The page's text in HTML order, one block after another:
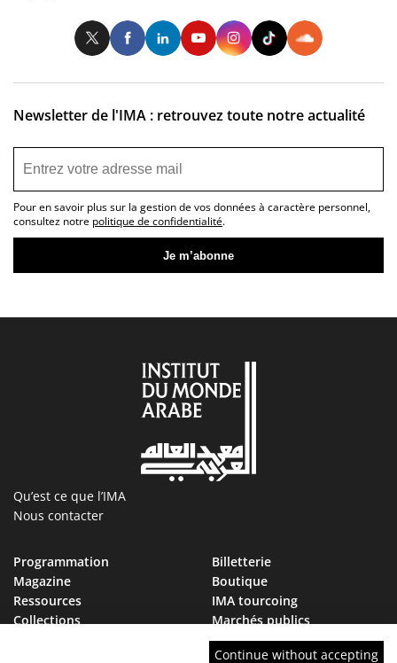
TwitterFacebookLinkedInYoutubeInstagram
Newsletter de l'IMA : retrouvez toute notre actualité
Pour en savoir plus sur la gestion de vos données à caractère personnel,
consultez notre politique de confidentialité.
Qu’est ce que l’IMA
Nous contacter
Programmation
Magazine
Ressources
Collections
Billetterie
Boutique
IMA tourcoing
Marchés publics
Nous rejoindre
Continue without accepting